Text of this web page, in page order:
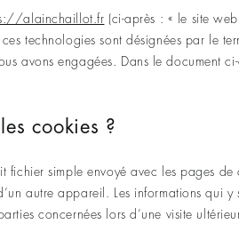
alainchaillot.fr (ci-après : « le site
technologies sont désignées par le
avons engagées. Dans le document
cookies ?
fichier simple envoyé avec les pages
autre appareil. Les informations qui y
concernées lors d’une visite